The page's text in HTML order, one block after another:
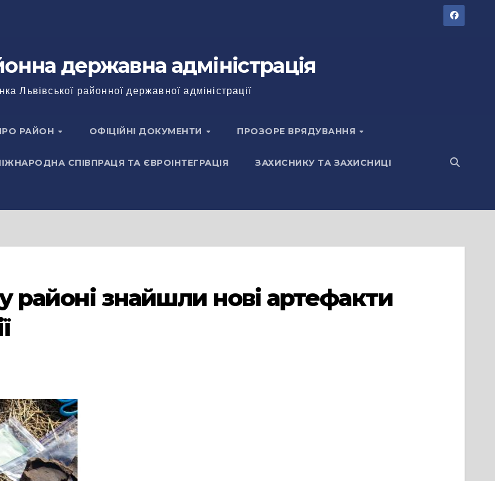
державна адміністрація
Львівської районної державної адміністрації
РАЙОН ОФІЦІЙНІ ДОКУМЕНТИ ПРОЗОРЕ ВРЯДУВАННЯ
СПІВПРАЦЯ ТА ЄВРОІНТЕГРАЦІЯ ЗАХИСНИКУ ТА ЗАХИСНИЦІ
районі знайшли нові артефакти